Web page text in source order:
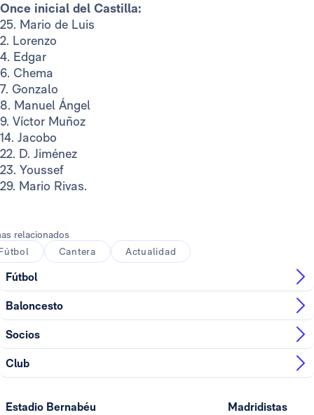
Once inicial del Castilla:
25. Mario de Luis
2. Lorenzo
4. Edgar
6. Chema
7. Gonzalo
8. Manuel Ángel
9. Víctor Muñoz
14. Jacobo
22. D. Jiménez
23. Youssef
29. Mario Rivas.
relacionados
Cantera Actualidad
Fútbol
Baloncesto
Socios
Club
Estadio Bernabéu Madridistas